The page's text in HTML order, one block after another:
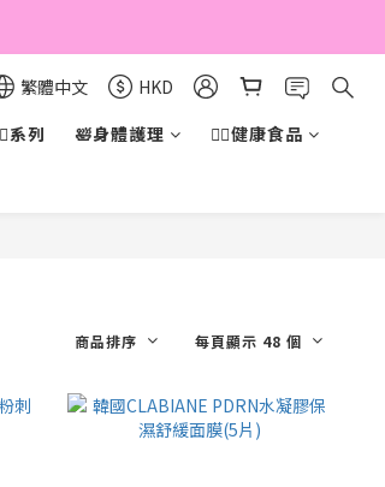
繁體中文
HKD
系列 🛀身體護理
💁‍♀️健康食品
商品排序 每頁顯示 48 個